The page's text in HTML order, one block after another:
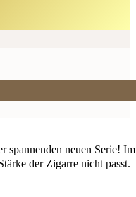
neuen Serie!
der Zigarre nicht passt.